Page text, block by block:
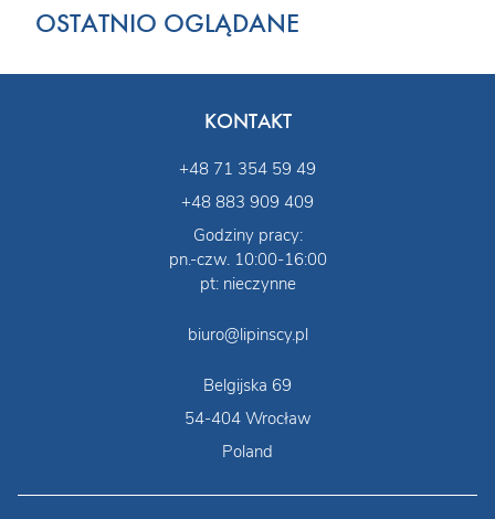
OSTATNIO OGLĄDANE
KONTAKT
+48 71 354 59 49
+48 883 909 409
Godziny pracy:
pn.-czw. 10:00-16:00
pt: nieczynne
biuro@lipinscy.pl
Belgijska 69
54-404 Wrocław
Poland